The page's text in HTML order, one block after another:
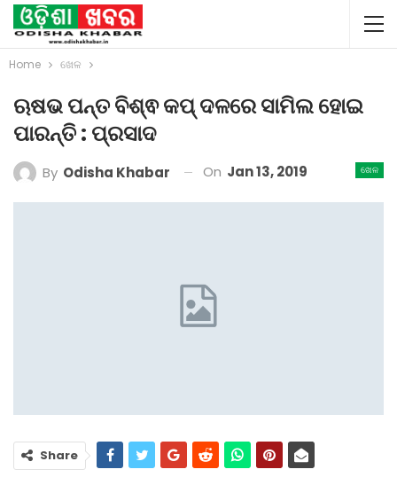
Home ଖେଳ
ଋଷଭ ପନ୍ତ ବିଶ୍ଵ କପ୍ ଦଳରେ ସାମିଲ ହୋଇ
ପାରନ୍ତି : ପ୍ରସାଦ
ଖେଳ
By Odisha Khabar On Jan 13, 2019
Share